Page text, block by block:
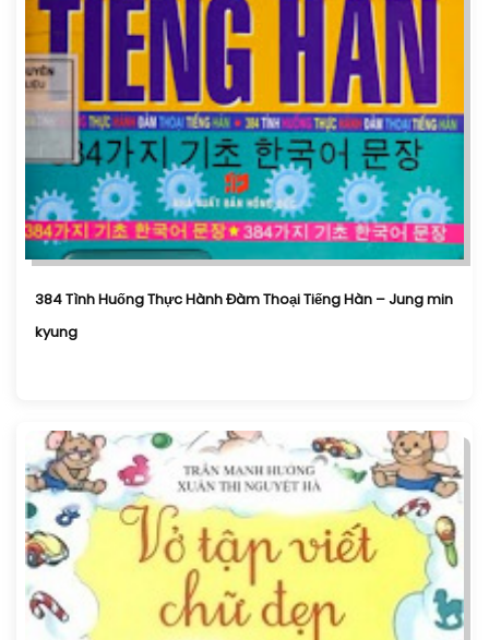
384 Tình Huống Thực Hành Đàm Thoại Tiếng Hàn – Jung min
kyung